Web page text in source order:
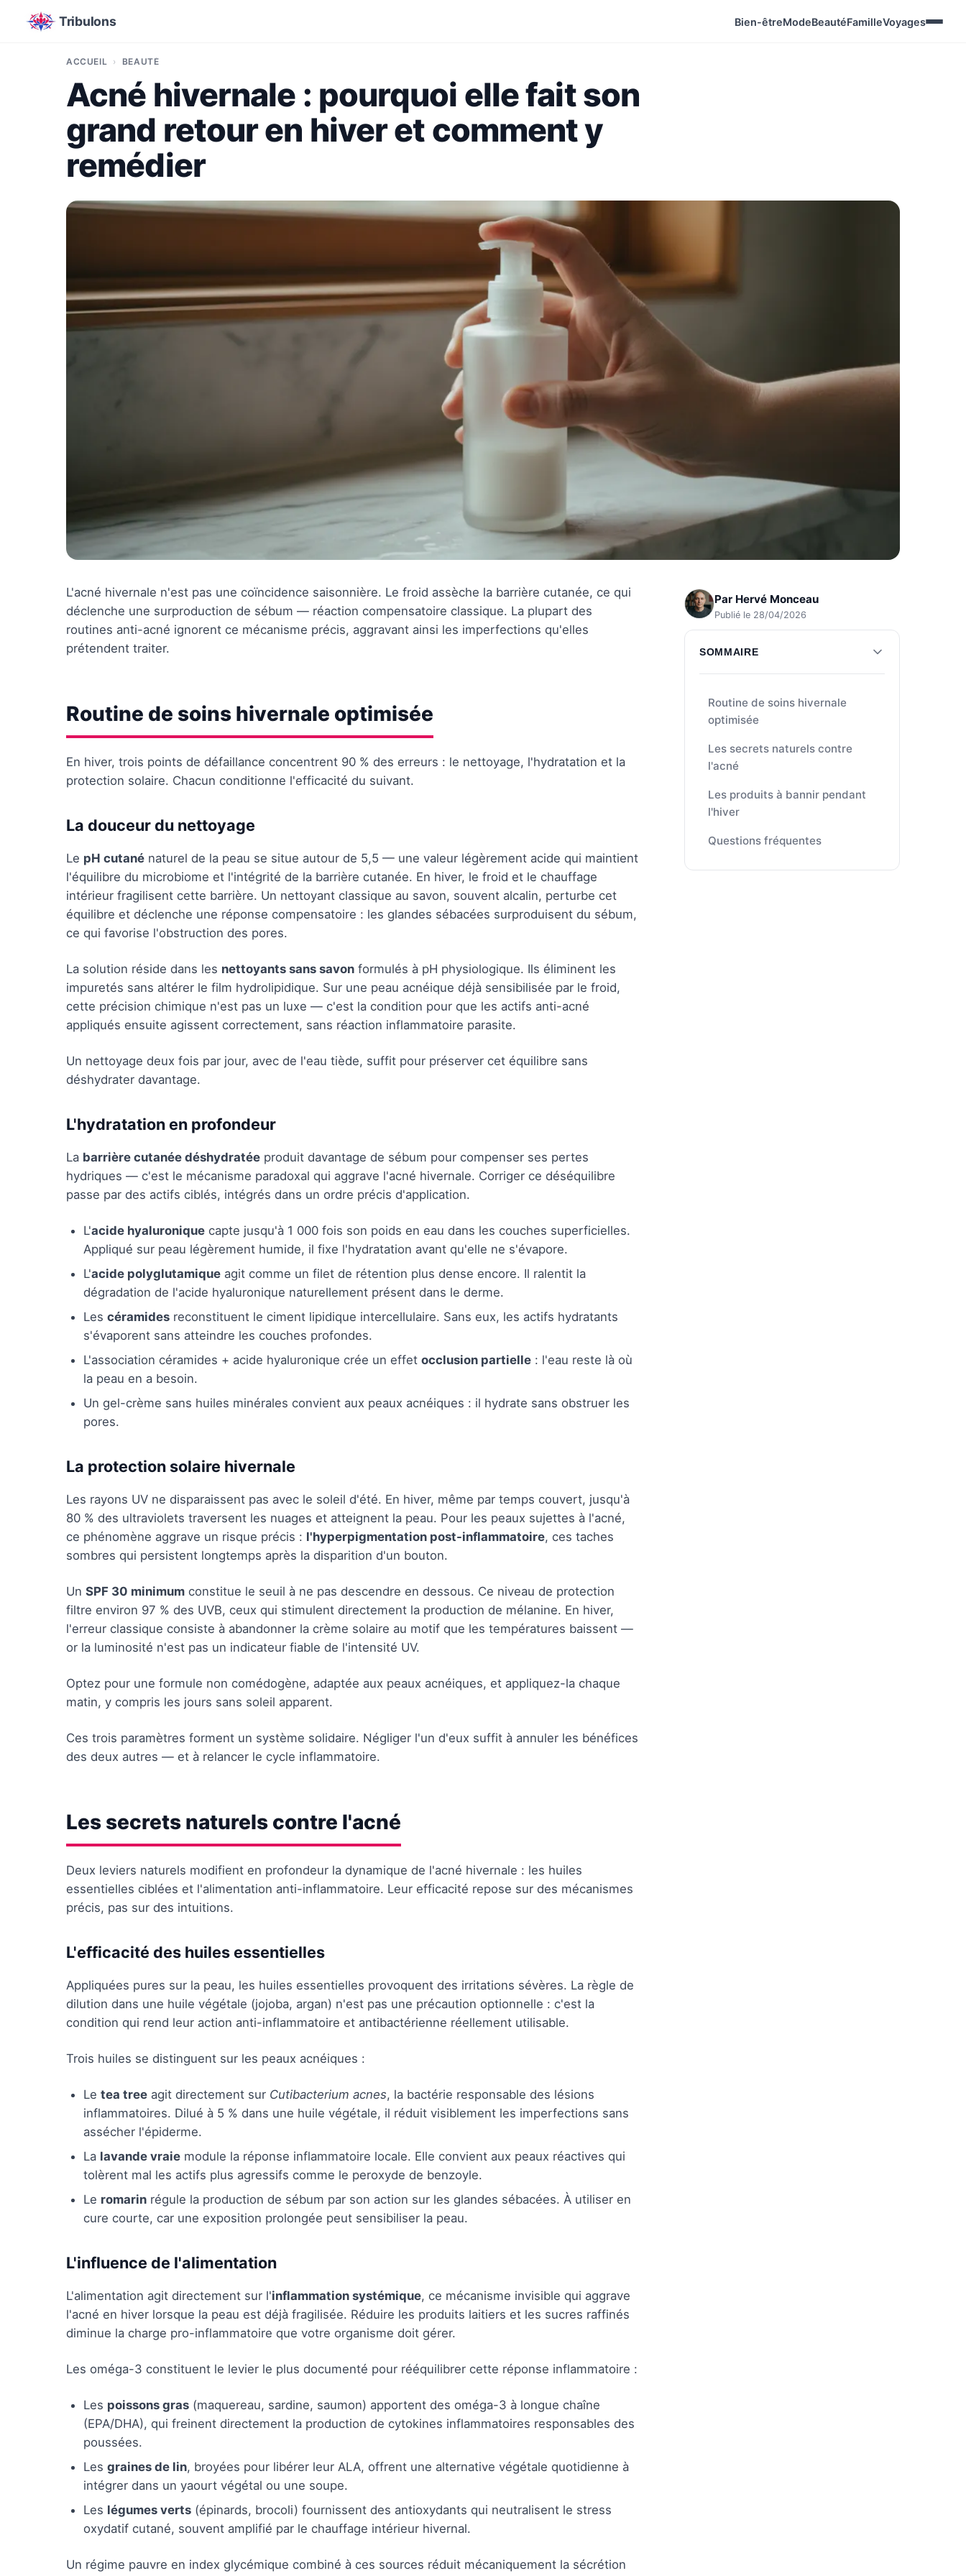
Tribulons Bien-êtreModeBeautéFamilleVoyages
ACCUEIL BEAUTÉ
Acné hivernale : pourquoi elle fait son
grand retour en hiver et comment y
remédier
Par Hervé Monceau
Publié le 28/04/2026
SOMMAIRE
Routine de soins hivernale
optimisée
Les secrets naturels contre
l'acné
Les produits à bannir pendant
l'hiver
Questions fréquentes
L'acné hivernale n'est pas une coïncidence saisonnière. Le froid assèche la barrière cutanée, ce qui
déclenche une surproduction de sébum — réaction compensatoire classique. La plupart des
routines anti-acné ignorent ce mécanisme précis, aggravant ainsi les imperfections qu'elles
prétendent traiter.
Routine de soins hivernale optimisée
En hiver, trois points de défaillance concentrent 90 % des erreurs : le nettoyage, l'hydratation et la
protection solaire. Chacun conditionne l'efficacité du suivant.
La douceur du nettoyage
Le pH cutané naturel de la peau se situe autour de 5,5 — une valeur légèrement acide qui maintient
l'équilibre du microbiome et l'intégrité de la barrière cutanée. En hiver, le froid et le chauffage
intérieur fragilisent cette barrière. Un nettoyant classique au savon, souvent alcalin, perturbe cet
équilibre et déclenche une réponse compensatoire : les glandes sébacées surproduisent du sébum,
ce qui favorise l'obstruction des pores.
La solution réside dans les nettoyants sans savon formulés à pH physiologique. Ils éliminent les
impuretés sans altérer le film hydrolipidique. Sur une peau acnéique déjà sensibilisée par le froid,
cette précision chimique n'est pas un luxe — c'est la condition pour que les actifs anti-acné
appliqués ensuite agissent correctement, sans réaction inflammatoire parasite.
Un nettoyage deux fois par jour, avec de l'eau tiède, suffit pour préserver cet équilibre sans
déshydrater davantage.
L'hydratation en profondeur
La barrière cutanée déshydratée produit davantage de sébum pour compenser ses pertes
hydriques — c'est le mécanisme paradoxal qui aggrave l'acné hivernale. Corriger ce déséquilibre
passe par des actifs ciblés, intégrés dans un ordre précis d'application.
L'acide hyaluronique capte jusqu'à 1 000 fois son poids en eau dans les couches superficielles.
Appliqué sur peau légèrement humide, il fixe l'hydratation avant qu'elle ne s'évapore.
L'acide polyglutamique agit comme un filet de rétention plus dense encore. Il ralentit la
dégradation de l'acide hyaluronique naturellement présent dans le derme.
Les céramides reconstituent le ciment lipidique intercellulaire. Sans eux, les actifs hydratants
s'évaporent sans atteindre les couches profondes.
L'association céramides + acide hyaluronique crée un effet occlusion partielle : l'eau reste là où
la peau en a besoin.
Un gel-crème sans huiles minérales convient aux peaux acnéiques : il hydrate sans obstruer les
pores.
La protection solaire hivernale
Les rayons UV ne disparaissent pas avec le soleil d'été. En hiver, même par temps couvert, jusqu'à
80 % des ultraviolets traversent les nuages et atteignent la peau. Pour les peaux sujettes à l'acné,
ce phénomène aggrave un risque précis : l'hyperpigmentation post-inflammatoire, ces taches
sombres qui persistent longtemps après la disparition d'un bouton.
Un SPF 30 minimum constitue le seuil à ne pas descendre en dessous. Ce niveau de protection
filtre environ 97 % des UVB, ceux qui stimulent directement la production de mélanine. En hiver,
l'erreur classique consiste à abandonner la crème solaire au motif que les températures baissent —
or la luminosité n'est pas un indicateur fiable de l'intensité UV.
Optez pour une formule non comédogène, adaptée aux peaux acnéiques, et appliquez-la chaque
matin, y compris les jours sans soleil apparent.
Ces trois paramètres forment un système solidaire. Négliger l'un d'eux suffit à annuler les bénéfices
des deux autres — et à relancer le cycle inflammatoire.
Les secrets naturels contre l'acné
Deux leviers naturels modifient en profondeur la dynamique de l'acné hivernale : les huiles
essentielles ciblées et l'alimentation anti-inflammatoire. Leur efficacité repose sur des mécanismes
précis, pas sur des intuitions.
L'efficacité des huiles essentielles
Appliquées pures sur la peau, les huiles essentielles provoquent des irritations sévères. La règle de
dilution dans une huile végétale (jojoba, argan) n'est pas une précaution optionnelle : c'est la
condition qui rend leur action anti-inflammatoire et antibactérienne réellement utilisable.
Trois huiles se distinguent sur les peaux acnéiques :
Le tea tree agit directement sur Cutibacterium acnes, la bactérie responsable des lésions
inflammatoires. Dilué à 5 % dans une huile végétale, il réduit visiblement les imperfections sans
assécher l'épiderme.
La lavande vraie module la réponse inflammatoire locale. Elle convient aux peaux réactives qui
tolèrent mal les actifs plus agressifs comme le peroxyde de benzoyle.
Le romarin régule la production de sébum par son action sur les glandes sébacées. À utiliser en
cure courte, car une exposition prolongée peut sensibiliser la peau.
L'influence de l'alimentation
L'alimentation agit directement sur l'inflammation systémique, ce mécanisme invisible qui aggrave
l'acné en hiver lorsque la peau est déjà fragilisée. Réduire les produits laitiers et les sucres raffinés
diminue la charge pro-inflammatoire que votre organisme doit gérer.
Les oméga-3 constituent le levier le plus documenté pour rééquilibrer cette réponse inflammatoire :
Les poissons gras (maquereau, sardine, saumon) apportent des oméga-3 à longue chaîne
(EPA/DHA), qui freinent directement la production de cytokines inflammatoires responsables des
poussées.
Les graines de lin, broyées pour libérer leur ALA, offrent une alternative végétale quotidienne à
intégrer dans un yaourt végétal ou une soupe.
Les légumes verts (épinards, brocoli) fournissent des antioxydants qui neutralisent le stress
oxydatif cutané, souvent amplifié par le chauffage intérieur hivernal.
Un régime pauvre en index glycémique combiné à ces sources réduit mécaniquement la sécrétion